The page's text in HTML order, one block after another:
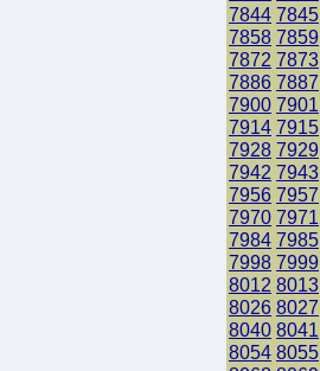
7844 7845
7858 7859
7872 7873
7886 7887
7900 7901
7914 7915
7928 7929
7942 7943
7956 7957
7970 7971
7984 7985
7998 7999
8012 8013
8026 8027
8040 8041
8054 8055